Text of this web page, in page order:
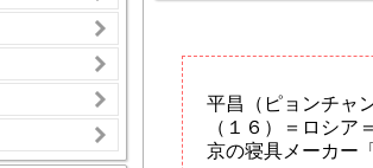
平昌（ピョンチャ
（１６）＝ロシ
京の寝具メーカー